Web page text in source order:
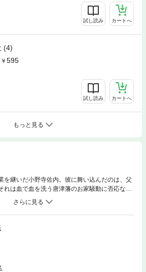
試し読み カートへ
(4)
595
試し読み カートへ
もっと見る
を継いだ小野寺佐内。彼に舞い込んだのは、父
れは血で血を洗う唐津藩のお家騒動に否応なく
た。徐々に明らかになる仇の秘剣“二胴”と、
そんな中、佐内はついに攻略の糸口を掴む。よ
出す一歩。必殺の剛剣「二胴」を追う本格時